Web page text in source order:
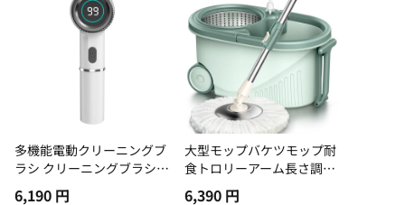
多機能電動クリーニングブ
ラシ クリーニングブラシ
多機能 コードレス 超長寿
6,190 円
大型モップバケツモップ耐
食トロリーアーム長さ調節
可能細繊維綿ヘッド家庭用
6,390円